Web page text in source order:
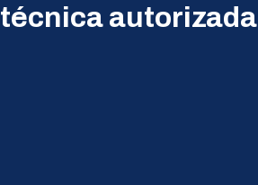
técnica autorizada